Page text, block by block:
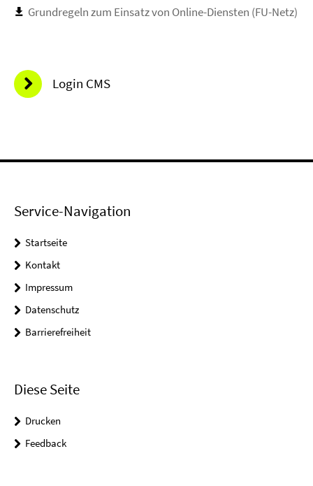
Grundregeln zum Einsatz von Online-Diensten (FU-Netz)
Login CMS
Service-Navigation
Startseite
Kontakt
Impressum
Datenschutz
Barrierefreiheit
Diese Seite
Drucken
Feedback